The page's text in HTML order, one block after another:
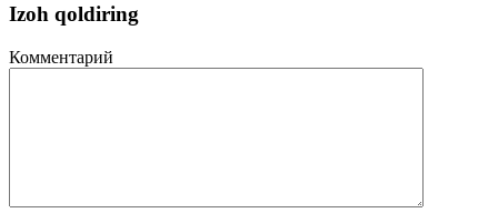
Izoh qoldiring
Комментарий